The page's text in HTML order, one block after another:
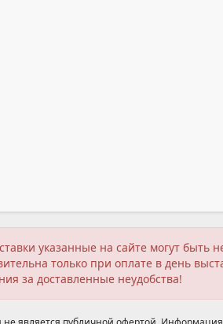
указанные на сайте могут
только при оплате в день
за доставленные неудобства!